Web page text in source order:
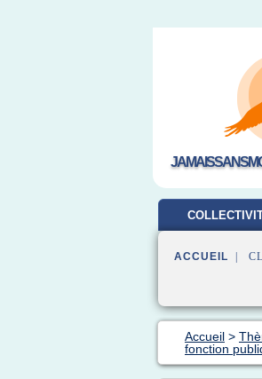
ACCUEIL |
Accueil >
fonction